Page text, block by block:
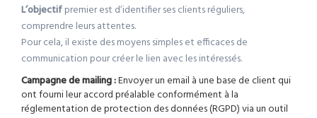
L’objectifpremier est d’identifier ses clients réguliers,
comprendre leurs attentes.
Pour cela, il existe des moyens simples et efficaces de
communication pour créer le lien avec les intéressés.
Campagne de mailing :Envoyer un email à une base de client qui
ont fourni leur accord préalable conformément à la
réglementation de protection des données (RGPD) via un outil